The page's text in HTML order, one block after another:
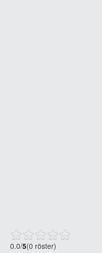
0.0/5(0 röster)